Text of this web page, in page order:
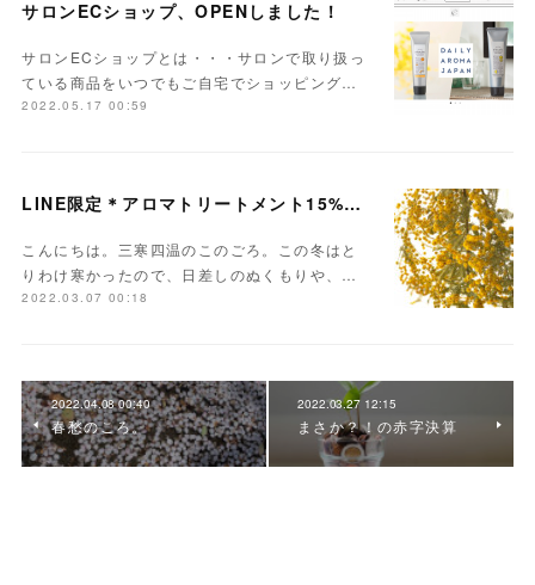
サロンECショップ、OPENしました！
サロンECショップとは・・・サロンで取り扱っ
ている商品をいつでもご自宅でショッピング…
2022.05.17 00:59
LINE限定＊アロマトリートメント15%オフキャンペーンやってます！
こんにちは。三寒四温のこのごろ。この冬はと
りわけ寒かったので、日差しのぬくもりや、…
2022.03.07 00:18
2022.04.08 00:40
春愁のころ。
2022.03.27 12:15
まさか？！の赤字決算